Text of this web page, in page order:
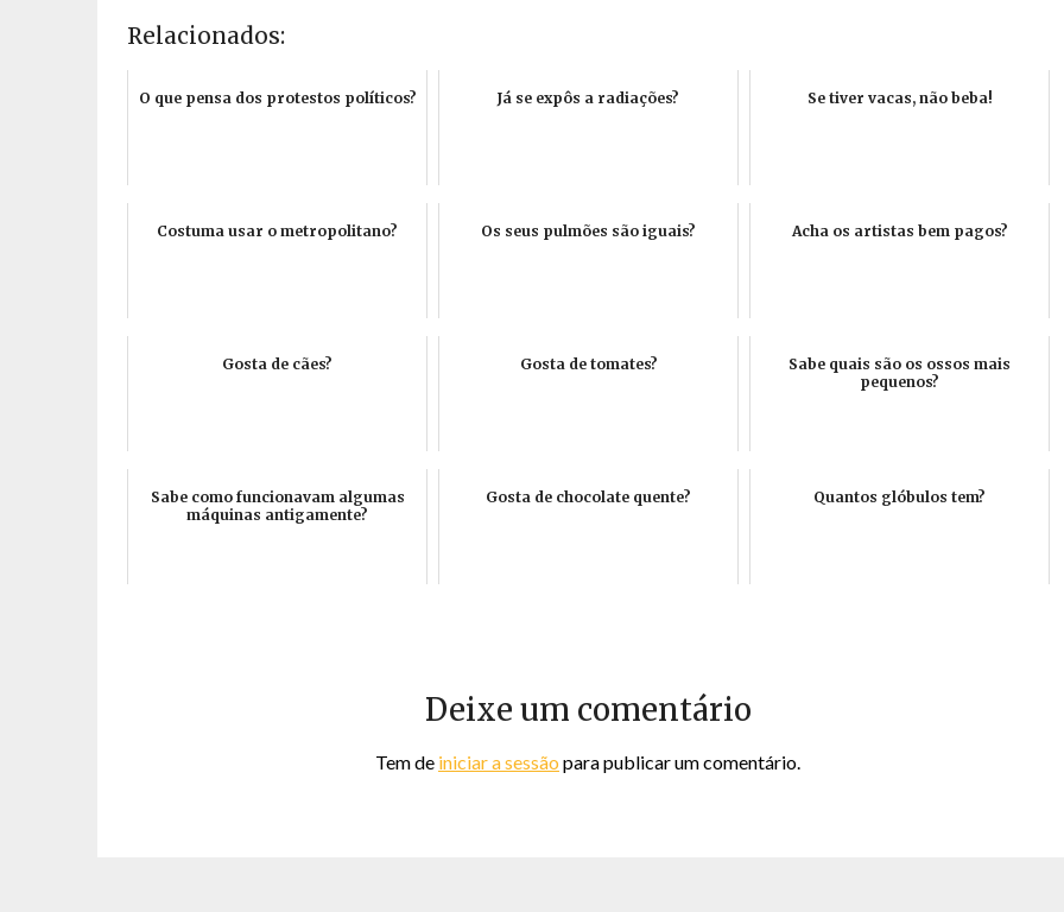
Relacionados:
O que pensa dos protestos políticos? Já se expôs a radiações? Se tiver vacas, não beba!
Costuma usar o metropolitano? Os seus pulmões são iguais? Acha os artistas bem pagos?
Gosta de cães? Gosta de tomates?
Sabe quais são os ossos mais
pequenos?
Sabe como funcionavam algumas
máquinas antigamente?
Gosta de chocolate quente? Quantos glóbulos tem?
Deixe um comentário
Tem de iniciar a sessão para publicar um comentário.